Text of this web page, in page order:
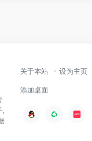
,
关于本站 设为主页
添加桌面